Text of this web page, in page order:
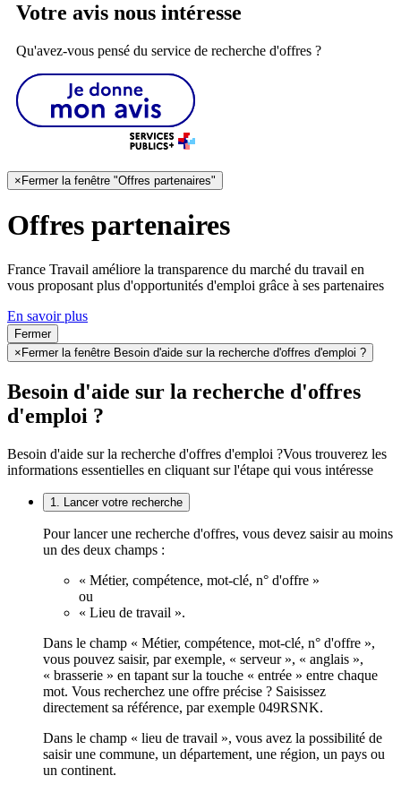
Votre avis nous intéresse
Qu'avez-vous pensé du service de recherche d'offres ?
× Fermer la fenêtre "Offres partenaires"
Offres partenaires
France Travail améliore la transparence du marché du travail en
vous proposant plus d'opportunités d'emploi grâce à ses partenaires
En savoir plus
Fermer
× Fermer la fenêtre Besoin d'aide sur la recherche d'offres d'emploi ?
Besoin d'aide sur la recherche d'offres
d'emploi ?
Besoin d'aide sur la recherche d'offres d'emploi ?Vous trouverez les
informations essentielles en cliquant sur l'étape qui vous intéresse
1. Lancer votre recherche
Pour lancer une recherche d'offres, vous devez saisir au moins
un des deux champs :
« Métier, compétence, mot-clé, n° d'offre »
ou
« Lieu de travail ».
Dans le champ « Métier, compétence, mot-clé, n° d'offre »,
vous pouvez saisir, par exemple, « serveur », « anglais »,
« brasserie » en tapant sur la touche « entrée » entre chaque
mot. Vous recherchez une offre précise ? Saisissez
directement sa référence, par exemple 049RSNK.
Dans le champ « lieu de travail », vous avez la possibilité de
saisir une commune, un département, une région, un pays ou
un continent.